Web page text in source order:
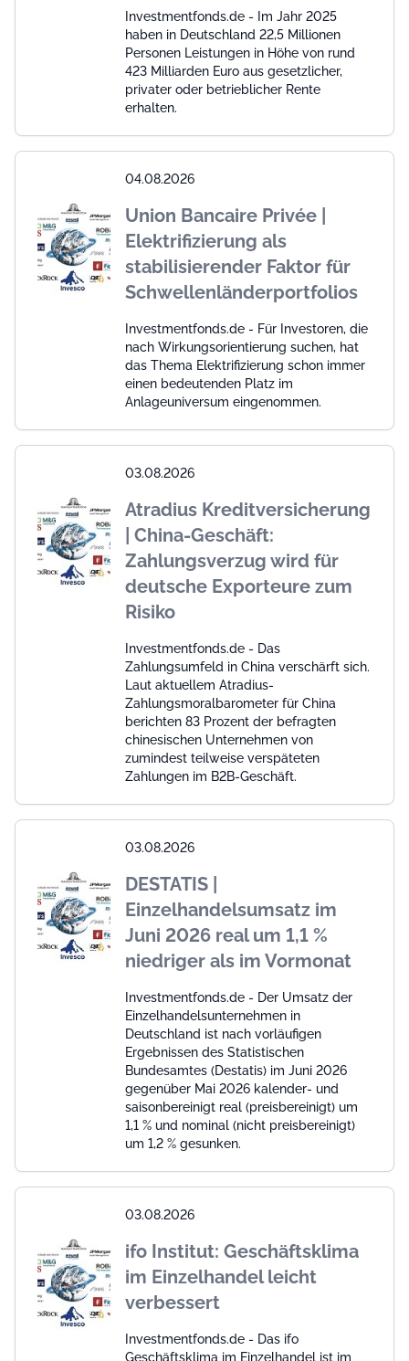
Investmentfonds.de - Im Jahr 2025
haben in Deutschland 22,5 Millionen
Personen Leistungen in Höhe von rund
423 Milliarden Euro aus gesetzlicher,
privater oder betrieblicher Rente
erhalten.
04.08.2026
Union Bancaire Privée |
Elektrifizierung als
stabilisierender Faktor für
Schwellenländerportfolios
Investmentfonds.de - Für Investoren, die
nach Wirkungsorientierung suchen, hat
das Thema Elektrifizierung schon immer
einen bedeutenden Platz im
Anlageuniversum eingenommen.
03.08.2026
Atradius Kreditversicherung
| China-Geschäft:
Zahlungsverzug wird für
deutsche Exporteure zum
Risiko
Investmentfonds.de - Das
Zahlungsumfeld in China verschärft sich.
Laut aktuellem Atradius-
Zahlungsmoralbarometer für China
berichten 83 Prozent der befragten
chinesischen Unternehmen von
zumindest teilweise verspäteten
Zahlungen im B2B-Geschäft.
03.08.2026
DESTATIS |
Einzelhandelsumsatz im
Juni 2026 real um 1,1 %
niedriger als im Vormonat
Investmentfonds.de - Der Umsatz der
Einzelhandelsunternehmen in
Deutschland ist nach vorläufigen
Ergebnissen des Statistischen
Bundesamtes (Destatis) im Juni 2026
gegenüber Mai 2026 kalender- und
saisonbereinigt real (preisbereinigt) um
1,1 % und nominal (nicht preisbereinigt)
um 1,2 % gesunken.
03.08.2026
ifo Institut: Geschäftsklima
im Einzelhandel leicht
verbessert
Investmentfonds.de - Das ifo
Geschäftsklima im Einzelhandel ist im